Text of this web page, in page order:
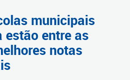
municipais
estão entre as
notas